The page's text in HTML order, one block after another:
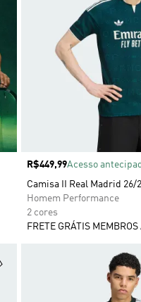
Preço
R$449,99Acesso
Camisa II Real Madrid 26/
Homem Performance
2 cores
FRETE GRÁTIS
Adicionar à Lista de Desejos